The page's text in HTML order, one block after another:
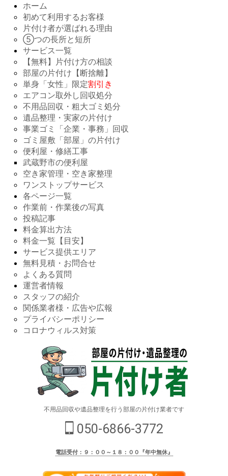
ホーム
初めて利用するお客様
片付け者が選ばれる理由
⑤つの長所と短所
サービス一覧
【無料】片付け方の相談
部屋の片付け【断捨離】
単身「女性」限定割引き
エアコン取外し回収処分
不用品回収・粗大ゴミ処分
遺品整理・実家の片付け
事業ゴミ「企業・事務」回収
ゴミ屋敷「部屋」の片付け
便利屋・修繕工事
武蔵野市の便利屋
空き家管理・空き家整理
ワンストップサービス
各ページ一覧
作業前・作業後の写真
投稿記事
料金算出方法
料金一覧【目安】
サービス提供エリア
無料見積・お問合せ
よくある質問
運営者情報
スタッフの紹介
関係業者様・広告や広報
プライバシーポリシー
コロナウィルス対策
不用品回収や遺品整理を行う部屋の片付け業者です
050-6866-3772
電話受付：９：００～１８：００『年中無休』